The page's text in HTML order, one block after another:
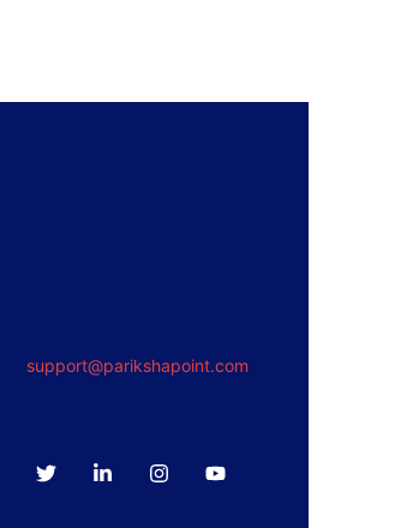
support@parikshapoint.com